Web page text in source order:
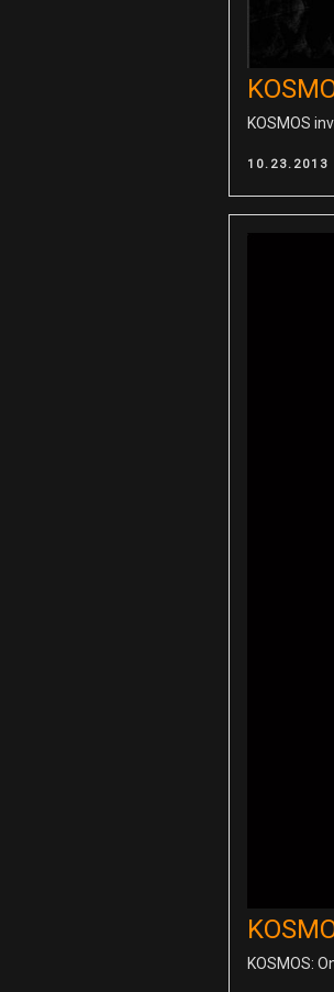
KOSMOS
POSTED
10.23.2013
KOSMOS: